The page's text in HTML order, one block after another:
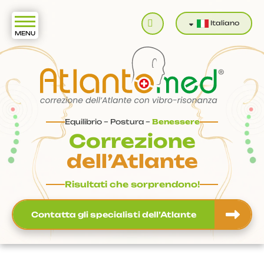
Equilibrio – Postura – Benessere
Correzione
dell’Atlante
Risultati che sorprendono!
Contatta gli specialisti dell’Atlante
Cerca Italiano